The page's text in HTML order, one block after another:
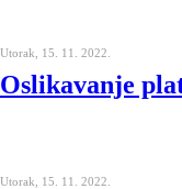
Utorak, 15. 11. 2022.
Oslikavanje
Utorak, 15. 11. 2022.